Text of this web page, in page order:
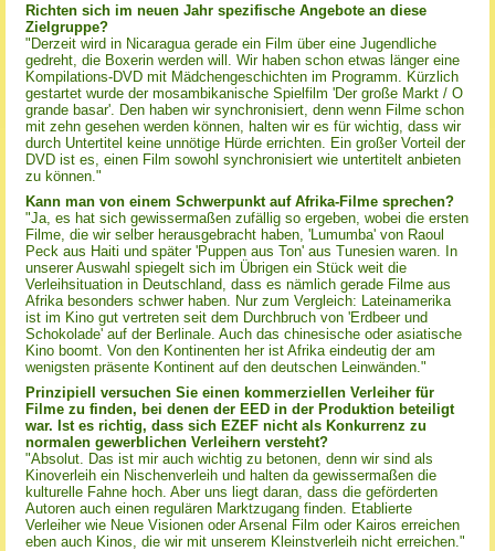
Richten sich im neuen Jahr spezifische Angebote an diese
Zielgruppe?
"Derzeit wird in Nicaragua gerade ein Film über eine Jugendliche
gedreht, die Boxerin werden will. Wir haben schon etwas länger eine
Kompilations-DVD mit Mädchengeschichten im Programm. Kürzlich
gestartet wurde der mosambikanische Spielfilm 'Der große Markt / O
grande basar'. Den haben wir synchronisiert, denn wenn Filme schon
mit zehn gesehen werden können, halten wir es für wichtig, dass wir
durch Untertitel keine unnötige Hürde errichten. Ein großer Vorteil der
DVD ist es, einen Film sowohl synchronisiert wie untertitelt anbieten
zu können."
Kann man von einem Schwerpunkt auf Afrika-Filme sprechen?
"Ja, es hat sich gewissermaßen zufällig so ergeben, wobei die ersten
Filme, die wir selber herausgebracht haben, 'Lumumba' von Raoul
Peck aus Haiti und später 'Puppen aus Ton' aus Tunesien waren. In
unserer Auswahl spiegelt sich im Übrigen ein Stück weit die
Verleihsituation in Deutschland, dass es nämlich gerade Filme aus
Afrika besonders schwer haben. Nur zum Vergleich: Lateinamerika
ist im Kino gut vertreten seit dem Durchbruch von 'Erdbeer und
Schokolade' auf der Berlinale. Auch das chinesische oder asiatische
Kino boomt. Von den Kontinenten her ist Afrika eindeutig der am
wenigsten präsente Kontinent auf den deutschen Leinwänden."
Prinzipiell versuchen Sie einen kommerziellen Verleiher für
Filme zu finden, bei denen der EED in der Produktion beteiligt
war. Ist es richtig, dass sich EZEF nicht als Konkurrenz zu
normalen gewerblichen Verleihern versteht?
"Absolut. Das ist mir auch wichtig zu betonen, denn wir sind als
Kinoverleih ein Nischenverleih und halten da gewissermaßen die
kulturelle Fahne hoch. Aber uns liegt daran, dass die geförderten
Autoren auch einen regulären Marktzugang finden. Etablierte
Verleiher wie Neue Visionen oder Arsenal Film oder Kairos erreichen
eben auch Kinos, die wir mit unserem Kleinstverleih nicht erreichen."